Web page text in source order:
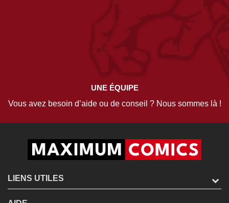
UNE ÉQUIPE
Vous avez besoin d’aide ou de conseil ? Nous sommes là !
LIENS UTILES